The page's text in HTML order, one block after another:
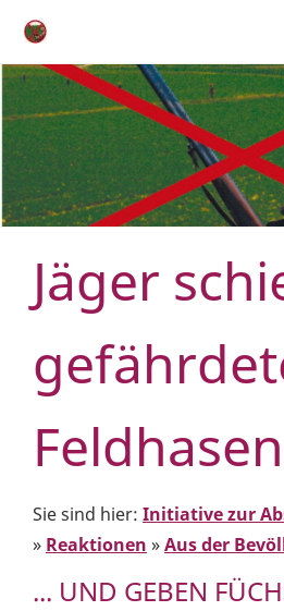
Jäger
Feldhasen
Sie sind hier: Initiative zur
» Reaktionen »Aus der
... UND GEBEN